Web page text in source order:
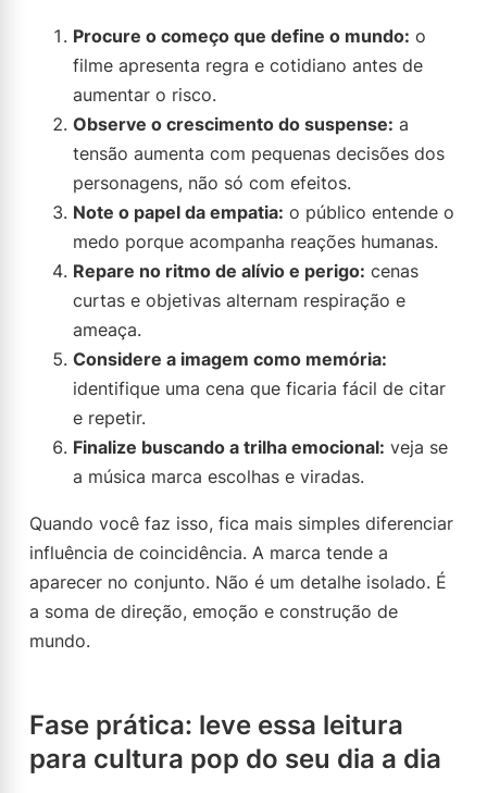
Procure o começo que define o mundo: o
filme apresenta regra e cotidiano antes de
aumentar o risco.
Observe o crescimento do suspense: a
tensão aumenta com pequenas decisões dos
personagens, não só com efeitos.
Note o papel da empatia: o público entende o
medo porque acompanha reações humanas.
Repare no ritmo de alívio e perigo: cenas
curtas e objetivas alternam respiração e
ameaça.
Considere a imagem como memória:
identifique uma cena que ficaria fácil de citar
e repetir.
Finalize buscando a trilha emocional: veja se
a música marca escolhas e viradas.
Quando você faz isso, fica mais simples diferenciar
influência de coincidência. A marca tende a
aparecer no conjunto. Não é um detalhe isolado. É
a soma de direção, emoção e construção de
mundo.
Fase prática: leve essa leitura
para cultura pop do seu dia a dia